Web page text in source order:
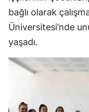
bağlı olarak
Üniversitesi’nde
yaşadı.